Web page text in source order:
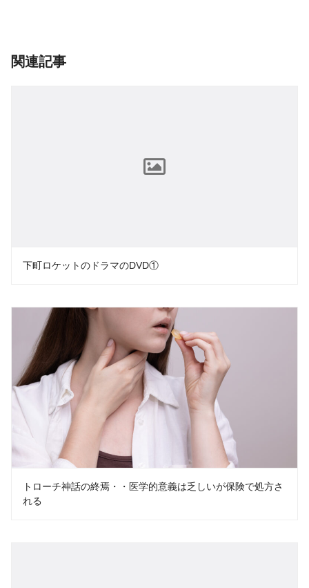
関連記事
下町ロケットのドラマのDVD①
トローチ神話の終焉・・医学的意義は乏しいが保険で処方さ
れる